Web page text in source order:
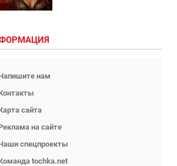
нам
сайта
на сайте
спецпроекты
tochka.net